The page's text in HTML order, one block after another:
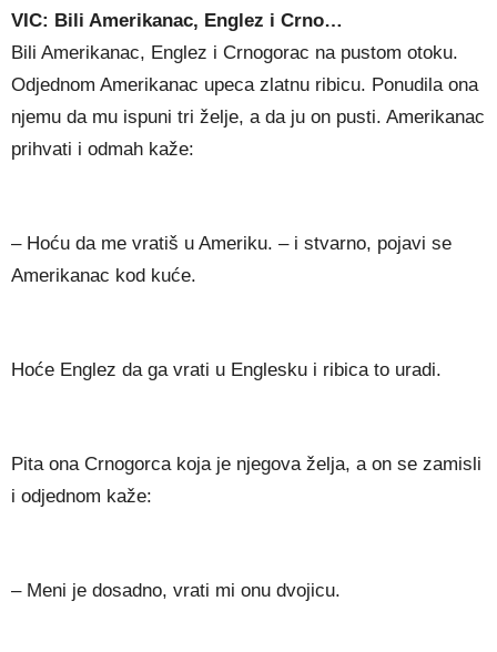
VIC: Bili Amerikanac, Englez i Crno…
Bili Amerikanac, Englez i Crnogorac na pustom otoku.
Odjednom Amerikanac upeca zlatnu ribicu. Ponudila ona
njemu da mu ispuni tri želje, a da ju on pusti. Amerikanac
prihvati i odmah kaže:
– Hoću da me vratiš u Ameriku. – i stvarno, pojavi se
Amerikanac kod kuće.
Hoće Englez da ga vrati u Englesku i ribica to uradi.
Pita ona Crnogorca koja je njegova želja, a on se zamisli
i odjednom kaže:
– Meni je dosadno, vrati mi onu dvojicu.